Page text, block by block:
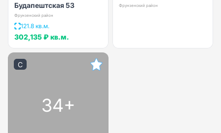
Будапештская 53
Фрунзенский район
121.8 кв.м.
302,135 ₽ кв.м.
Фрунзенский район
C
34+